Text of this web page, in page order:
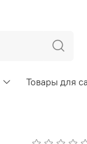
Товары для